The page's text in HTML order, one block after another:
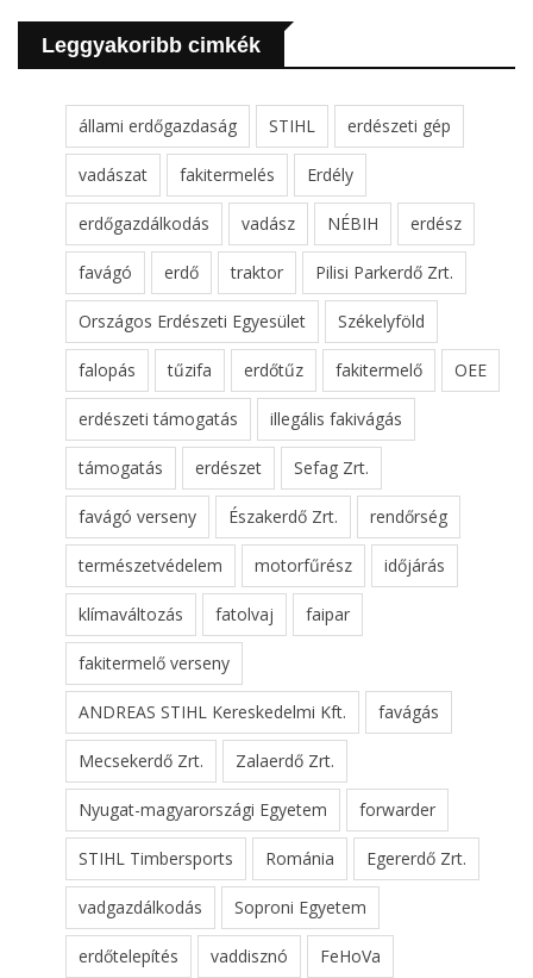
Leggyakoribb cimkék
állami erdőgazdaság STIHL erdészeti gép
vadászat fakitermelés Erdély
erdőgazdálkodás vadász NÉBIH erdész
favágó erdő traktor Pilisi Parkerdő Zrt.
Országos Erdészeti Egyesület Székelyföld
falopás tűzifa erdőtűz fakitermelő OEE
erdészeti támogatás illegális fakivágás
támogatás erdészet Sefag Zrt.
favágó verseny Északerdő Zrt. rendőrség
természetvédelem motorfűrész időjárás
klímaváltozás fatolvaj faipar
fakitermelő verseny
ANDREAS STIHL Kereskedelmi Kft. favágás
Mecsekerdő Zrt. Zalaerdő Zrt.
Nyugat-magyarországi Egyetem forwarder
STIHL Timbersports Románia Egererdő Zrt.
vadgazdálkodás Soproni Egyetem
erdőtelepítés vaddisznó FeHoVa